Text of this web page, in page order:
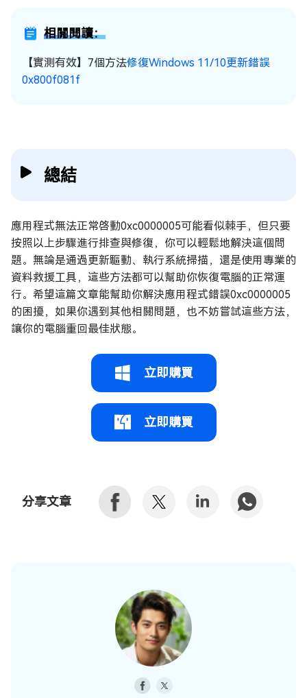
相關閱讀：
【實測有效】7個方法修復Windows 11/10更新錯誤
0x800f081f
總結
應用程式無法正常啓動0xc0000005可能看似棘手，但只要
按照以上步驟進行排查與修復，你可以輕鬆地解決這個問
題。無論是通過更新驅動、執行系統掃描，還是使用專業的
資料救援工具，這些方法都可以幫助你恢復電腦的正常運
行。希望這篇文章能幫助你解決應用程式錯誤0xc0000005
的困擾，如果你遇到其他相關問題，也不妨嘗試這些方法，
讓你的電腦重回最佳狀態。
立即購買
立即購買
分享文章